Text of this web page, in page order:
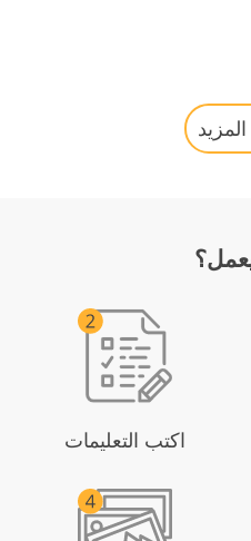
اكتب التعليمات